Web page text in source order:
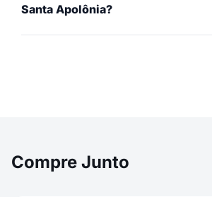
Santa Apolônia?
Compre Junto